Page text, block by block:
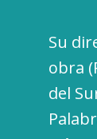
Su
obra
del